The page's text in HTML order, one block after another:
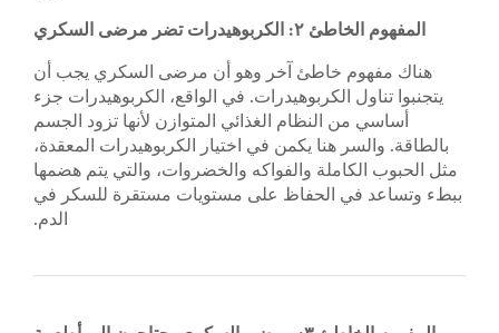
المفهوم الخاطئ ٢: الكربوهيدرات تضر مرضى السكري
هناك مفهوم خاطئ آخر وهو أن مرضى السكري يجب أن
يتجنبوا تناول الكربوهيدرات. في الواقع، الكربوهيدرات جزء
أساسي من النظام الغذائي المتوازن لأنها تزود الجسم
بالطاقة. والسر هنا يكمن في اختيار الكربوهيدرات المعقدة،
مثل الحبوب الكاملة والفواكه والخضروات، والتي يتم هضمها
ببطء وتساعد في الحفاظ على مستويات مستقرة للسكر في
الدم.